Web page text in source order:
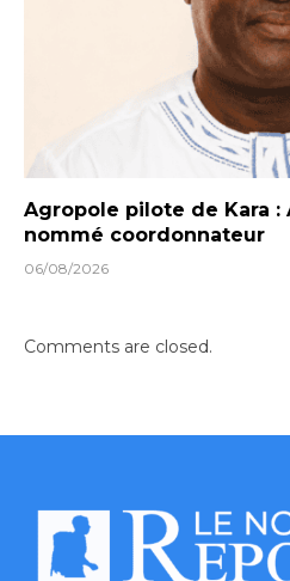
Agropole pilote de Kara :
nommé coordonnateur
06/08/2026
Comments are closed.